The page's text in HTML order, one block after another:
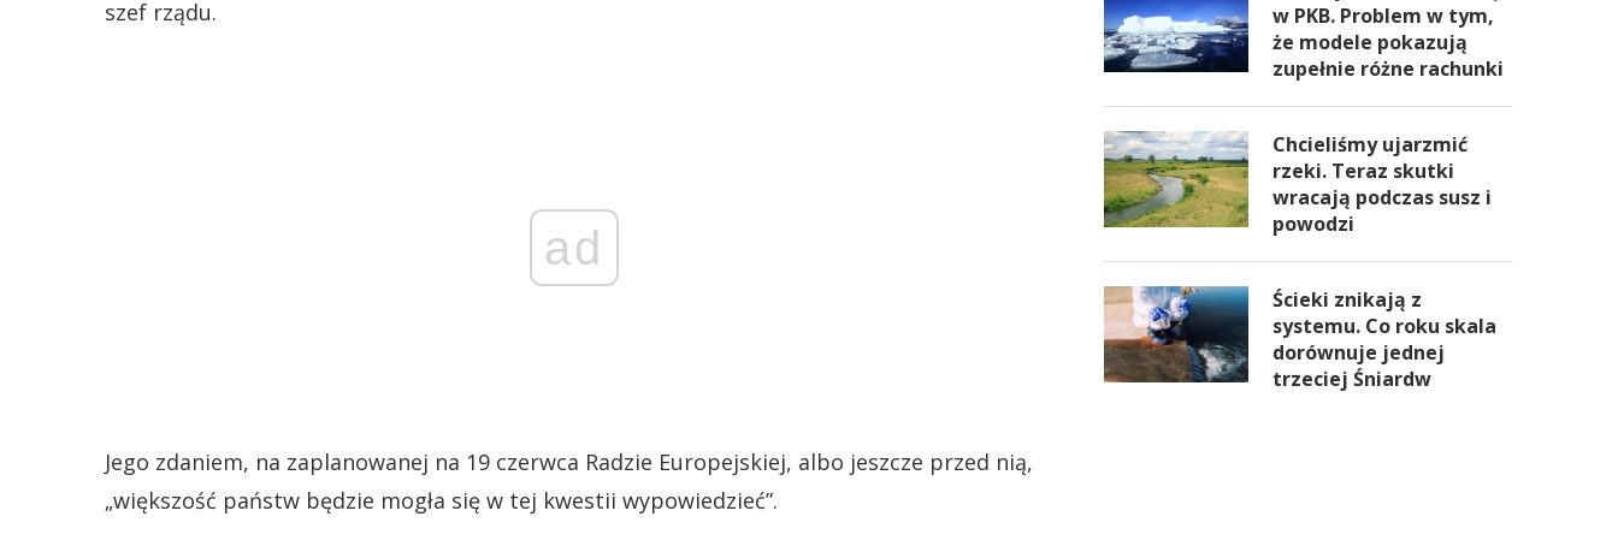
szef rządu.
ad
Jego zdaniem, na zaplanowanej na 19 czerwca Radzie Europejskiej, albo jeszcze przed nią,
„większość państw będzie mogła się w tej kwestii wypowiedzieć”.
w PKB. Problem w tym,
że modele pokazują
zupełnie różne rachunki
Chcieliśmy ujarzmić
rzeki. Teraz skutki
wracają podczas susz i
powodzi
Ścieki znikają z
systemu. Co roku skala
dorównuje jednej
trzeciej Śniardw